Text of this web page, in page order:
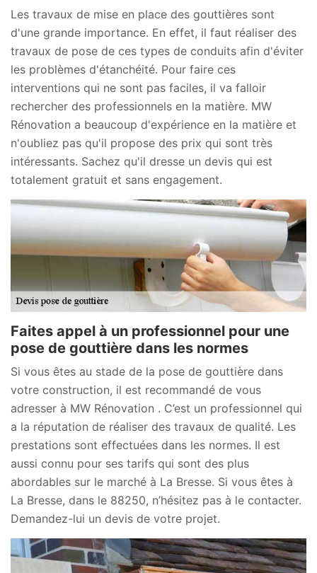
Les travaux de mise en place des gouttières sont
d'une grande importance. En effet, il faut réaliser des
travaux de pose de ces types de conduits afin d'éviter
les problèmes d'étanchéité. Pour faire ces
interventions qui ne sont pas faciles, il va falloir
rechercher des professionnels en la matière. MW
Rénovation a beaucoup d'expérience en la matière et
n'oubliez pas qu'il propose des prix qui sont très
intéressants. Sachez qu'il dresse un devis qui est
totalement gratuit et sans engagement.
Faites appel à un professionnel pour une
pose de gouttière dans les normes
Si vous êtes au stade de la pose de gouttière dans
votre construction, il est recommandé de vous
adresser à MW Rénovation . C’est un professionnel qui
a la réputation de réaliser des travaux de qualité. Les
prestations sont effectuées dans les normes. Il est
aussi connu pour ses tarifs qui sont des plus
abordables sur le marché à La Bresse. Si vous êtes à
La Bresse, dans le 88250, n’hésitez pas à le contacter.
Demandez-lui un devis de votre projet.